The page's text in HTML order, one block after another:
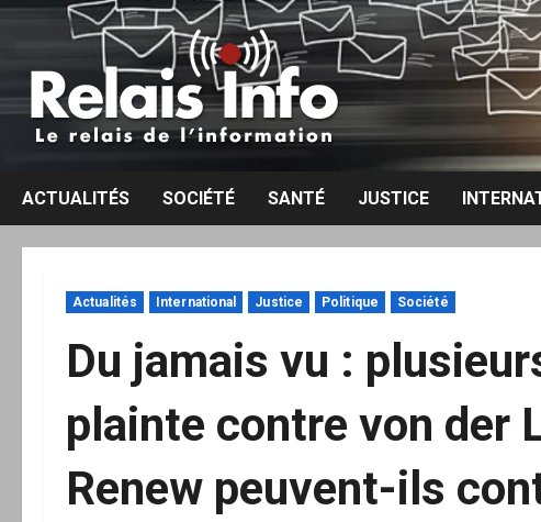
Aller
contenu
ACTUALITÉS SOCIÉTÉ SANTÉ JUSTICE
Actualités International Justice Politique Société
Du jamais vu :
plainte contre von der
Renew peuvent-ils